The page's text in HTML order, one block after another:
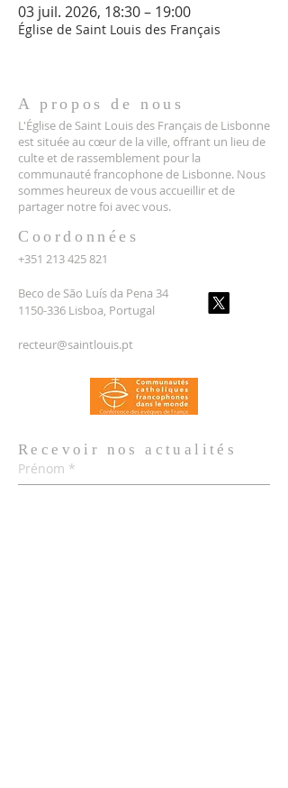
03 juil. 2026, 18:30 – 19:00
Église de Saint Louis des Français
A propos de nous
L'Église de Saint Louis des Français de Lisbonne
est située au cœur de la ville, offrant un lieu de
culte et de rassemblement pour la
communauté francophone de Lisbonne. Nous
sommes heureux de vous accueillir et de
partager notre foi avec vous.
Coordonnées
+351 213 425 821
Beco de São Luís da Pena 34
1150-336 Lisboa, Portugal
recteur@saintlouis.pt
Recevoir nosactualités
Prénom *